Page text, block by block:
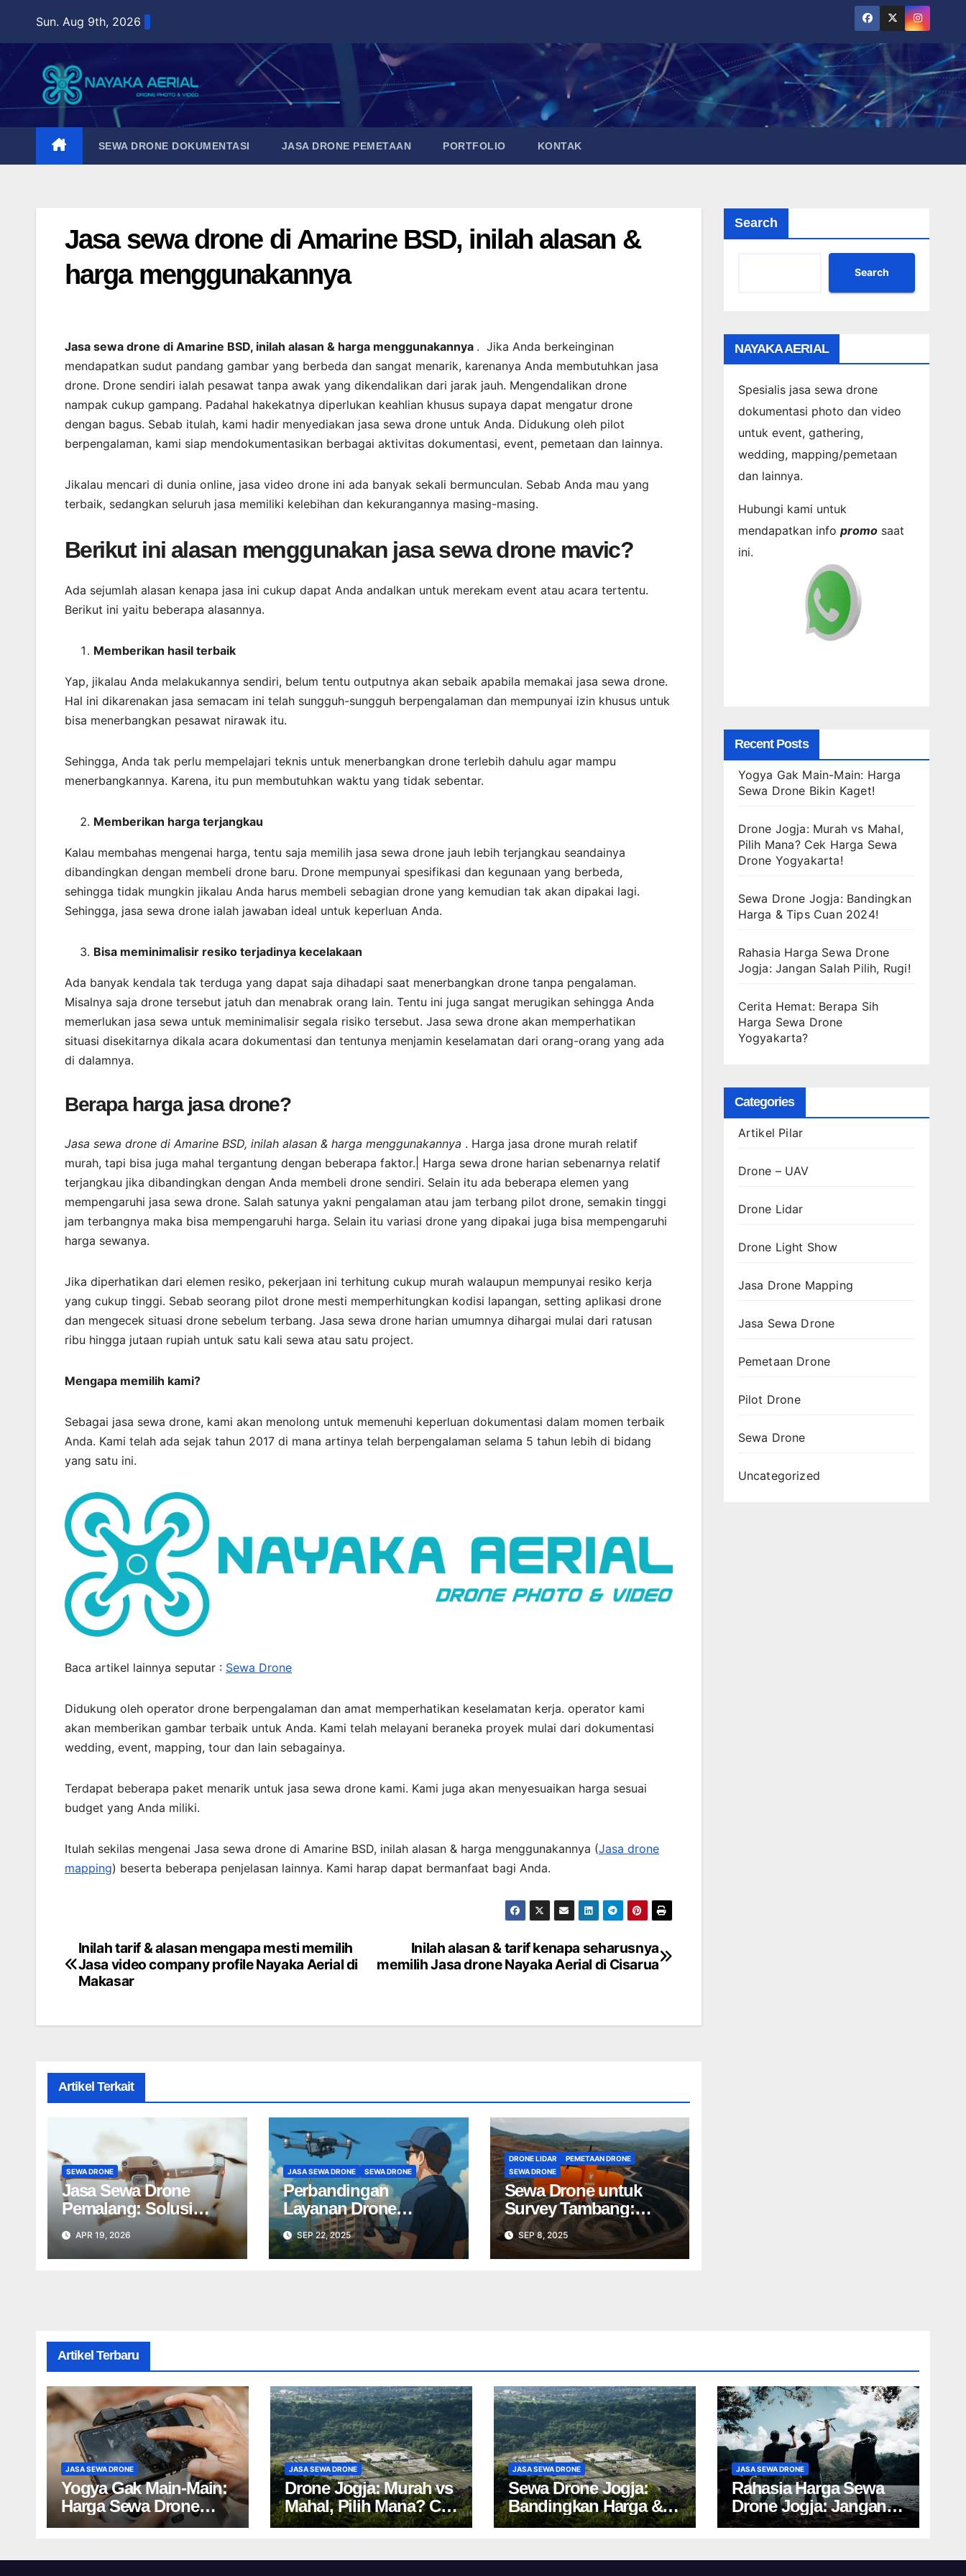
content
Sun. Aug 9th, 2026
SEWA DRONE DOKUMENTASI JASA DRONE PEMETAAN PORTFOLIO KONTAK
Jasa sewa drone di Amarine BSD, inilah alasan &
harga menggunakannya
Jasa sewa drone di Amarine BSD, inilah alasan & harga menggunakannya . Jika Anda berkeinginan
mendapatkan sudut pandang gambar yang berbeda dan sangat menarik, karenanya Anda membutuhkan jasa
drone. Drone sendiri ialah pesawat tanpa awak yang dikendalikan dari jarak jauh. Mengendalikan drone
nampak cukup gampang. Padahal hakekatnya diperlukan keahlian khusus supaya dapat mengatur drone
dengan bagus. Sebab itulah, kami hadir menyediakan jasa sewa drone untuk Anda. Didukung oleh pilot
berpengalaman, kami siap mendokumentasikan berbagai aktivitas dokumentasi, event, pemetaan dan lainnya.
Jikalau mencari di dunia online, jasa video drone ini ada banyak sekali bermunculan. Sebab Anda mau yang
terbaik, sedangkan seluruh jasa memiliki kelebihan dan kekurangannya masing-masing.
Berikut ini alasan menggunakan jasa sewa drone mavic?
Ada sejumlah alasan kenapa jasa ini cukup dapat Anda andalkan untuk merekam event atau acara tertentu.
Berikut ini yaitu beberapa alasannya.
Memberikan hasil terbaik
Yap, jikalau Anda melakukannya sendiri, belum tentu outputnya akan sebaik apabila memakai jasa sewa drone.
Hal ini dikarenakan jasa semacam ini telah sungguh-sungguh berpengalaman dan mempunyai izin khusus untuk
bisa menerbangkan pesawat nirawak itu.
Sehingga, Anda tak perlu mempelajari teknis untuk menerbangkan drone terlebih dahulu agar mampu
menerbangkannya. Karena, itu pun membutuhkan waktu yang tidak sebentar.
Memberikan harga terjangkau
Kalau membahas mengenai harga, tentu saja memilih jasa sewa drone jauh lebih terjangkau seandainya
dibandingkan dengan membeli drone baru. Drone mempunyai spesifikasi dan kegunaan yang berbeda,
sehingga tidak mungkin jikalau Anda harus membeli sebagian drone yang kemudian tak akan dipakai lagi.
Sehingga, jasa sewa drone ialah jawaban ideal untuk keperluan Anda.
Bisa meminimalisir resiko terjadinya kecelakaan
Ada banyak kendala tak terduga yang dapat saja dihadapi saat menerbangkan drone tanpa pengalaman.
Misalnya saja drone tersebut jatuh dan menabrak orang lain. Tentu ini juga sangat merugikan sehingga Anda
memerlukan jasa sewa untuk meminimalisir segala risiko tersebut. Jasa sewa drone akan memperhatikan
situasi disekitarnya dikala acara dokumentasi dan tentunya menjamin keselamatan dari orang-orang yang ada
di dalamnya.
Berapa harga jasa drone?
Jasa sewa drone di Amarine BSD, inilah alasan & harga menggunakannya . Harga jasa drone murah relatif
murah, tapi bisa juga mahal tergantung dengan beberapa faktor.| Harga sewa drone harian sebenarnya relatif
terjangkau jika dibandingkan dengan Anda membeli drone sendiri. Selain itu ada beberapa elemen yang
mempengaruhi jasa sewa drone. Salah satunya yakni pengalaman atau jam terbang pilot drone, semakin tinggi
jam terbangnya maka bisa mempengaruhi harga. Selain itu variasi drone yang dipakai juga bisa mempengaruhi
harga sewanya.
Jika diperhatikan dari elemen resiko, pekerjaan ini terhitung cukup murah walaupun mempunyai resiko kerja
yang cukup tinggi. Sebab seorang pilot drone mesti memperhitungkan kodisi lapangan, setting aplikasi drone
dan mengecek situasi drone sebelum terbang. Jasa sewa drone harian umumnya dihargai mulai dari ratusan
ribu hingga jutaan rupiah untuk satu kali sewa atau satu project.
Mengapa memilih kami?
Sebagai jasa sewa drone, kami akan menolong untuk memenuhi keperluan dokumentasi dalam momen terbaik
Anda. Kami telah ada sejak tahun 2017 di mana artinya telah berpengalaman selama 5 tahun lebih di bidang
yang satu ini.
Baca artikel lainnya seputar : Sewa Drone
Didukung oleh operator drone berpengalaman dan amat memperhatikan keselamatan kerja. operator kami
akan memberikan gambar terbaik untuk Anda. Kami telah melayani beraneka proyek mulai dari dokumentasi
wedding, event, mapping, tour dan lain sebagainya.
Terdapat beberapa paket menarik untuk jasa sewa drone kami. Kami juga akan menyesuaikan harga sesuai
budget yang Anda miliki.
Itulah sekilas mengenai Jasa sewa drone di Amarine BSD, inilah alasan & harga menggunakannya (Jasa drone
mapping) beserta beberapa penjelasan lainnya. Kami harap dapat bermanfaat bagi Anda.
Post
navigation
Inilah alasan & tarif kenapa seharusnya
memilih Jasa drone Nayaka Aerial di Cisarua
Inilah tarif & alasan mengapa mesti memilih
Jasa video company profile Nayaka Aerial di
Makasar
Artikel Terkait
SEWA DRONE
Jasa Sewa Drone
Pemalang: Solusi
Udara Kreatif untuk
Proyek Anda Tanpa
Batas】
APR 19, 2026
JASA SEWA DRONE SEWA DRONE
Perbandingan
Layanan Drone
Profesional: Pilih Jasa
Drone Terbaik untuk
Proyek Anda
SEP 22, 2025
DRONE LIDAR
PEMETAAN DRONE
SEWA DRONE
Sewa Drone untuk
Survey Tambang:
Mapping Tambang
Profesional Lebih
Cepat & Akurat
SEP 8, 2025
Search
Search
NAYAKA AERIAL
Spesialis jasa sewa drone
dokumentasi photo dan video
untuk event, gathering,
wedding, mapping/pemetaan
dan lainnya.
Hubungi kami untuk
mendapatkan info promosaat
ini.
Recent Posts
Yogya Gak Main-Main: Harga
Sewa Drone Bikin Kaget!
Drone Jogja: Murah vs Mahal,
Pilih Mana? Cek Harga Sewa
Drone Yogyakarta!
Sewa Drone Jogja: Bandingkan
Harga & Tips Cuan 2024!
Rahasia Harga Sewa Drone
Jogja: Jangan Salah Pilih, Rugi!
Cerita Hemat: Berapa Sih
Harga Sewa Drone
Yogyakarta?
Categories
Artikel Pilar
Drone – UAV
Drone Lidar
Drone Light Show
Jasa Drone Mapping
Jasa Sewa Drone
Pemetaan Drone
Pilot Drone
Sewa Drone
Uncategorized
Artikel Terbaru
JASA SEWA DRONE
Yogya Gak Main-Main:
Harga Sewa Drone
Bikin Kaget!
JASA SEWA DRONE
Drone Jogja: Murah vs
Mahal, Pilih Mana? Cek
Harga Sewa Drone
JASA SEWA DRONE
Sewa Drone Jogja:
Bandingkan Harga &
Tips Cuan 2024!
JASA SEWA DRONE
Rahasia Harga Sewa
Drone Jogja: Jangan
Salah Pilih, Rugi!